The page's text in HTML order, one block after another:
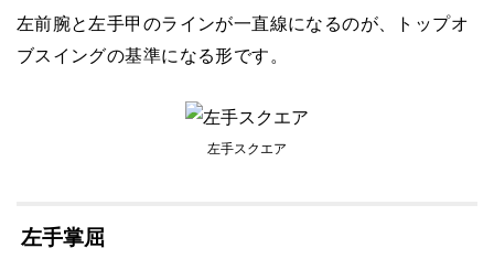
左前腕と左手甲のラインが一直線になるのが、トップオ
ブスイングの基準になる形です。
左手スクエア
左手掌屈